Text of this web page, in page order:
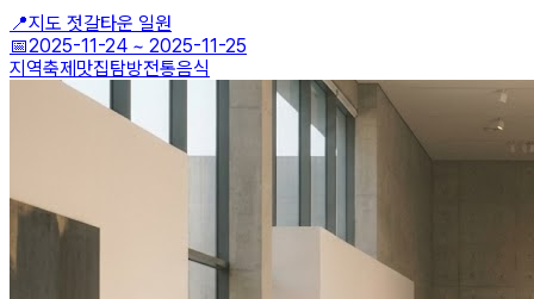
📍지도 젓갈타운 일원
📅2025-11-24 ~ 2025-11-25
지역축제맛집탐방전통음식